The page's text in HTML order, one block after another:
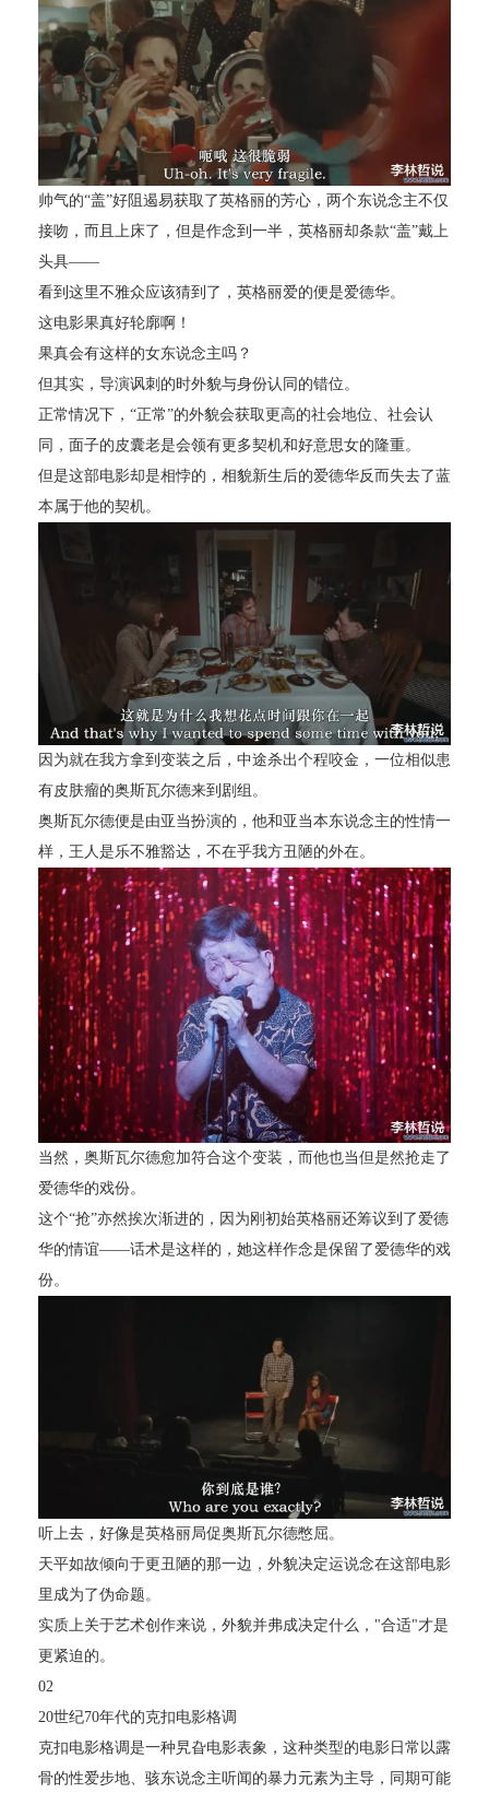
帅气的“盖”好阻遏易获取了英格丽的芳心，两个东说念主不仅
接吻，而且上床了，但是作念到一半，英格丽却条款“盖”戴上
头具——
看到这里不雅众应该猜到了，英格丽爱的便是爱德华。
这电影果真好轮廓啊！
果真会有这样的女东说念主吗？
但其实，导演讽刺的时外貌与身份认同的错位。
正常情况下，“正常”的外貌会获取更高的社会地位、社会认
同，面子的皮囊老是会领有更多契机和好意思女的隆重。
但是这部电影却是相悖的，相貌新生后的爱德华反而失去了蓝
本属于他的契机。
因为就在我方拿到变装之后，中途杀出个程咬金，一位相似患
有皮肤瘤的奥斯瓦尔德来到剧组。
奥斯瓦尔德便是由亚当扮演的，他和亚当本东说念主的性情一
样，王人是乐不雅豁达，不在乎我方丑陋的外在。
当然，奥斯瓦尔德愈加符合这个变装，而他也当但是然抢走了
爱德华的戏份。
这个“抢”亦然挨次渐进的，因为刚初始英格丽还筹议到了爱德
华的情谊——话术是这样的，她这样作念是保留了爱德华的戏
份。
听上去，好像是英格丽局促奥斯瓦尔德憋屈。
天平如故倾向于更丑陋的那一边，外貌决定运说念在这部电影
里成为了伪命题。
实质上关于艺术创作来说，外貌并弗成决定什么，"合适"才是
更紧迫的。
02
20世纪70年代的克扣电影格调
克扣电影格调是一种旯旮电影表象，这种类型的电影日常以露
骨的性爱步地、骇东说念主听闻的暴力元素为主导，同期可能